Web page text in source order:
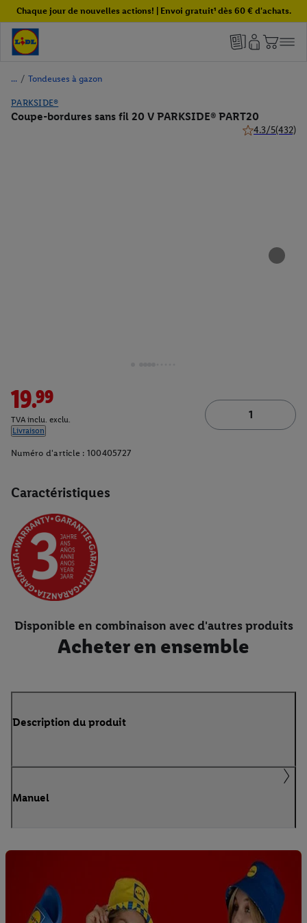
Chaque jour de nouvelles actions! | Envoi gratuit¹ dès 60 € d'achats.
/ Tondeuses à gazon
PARKSIDE®
Coupe-bordures sans fil 20 V PARKSIDE® PART20
4.3/5(432)
Caractéristiques
19.99
TVA inclu. exclu.
Livraison
Numéro d'article : 100405727
Disponible en combinaison avec d'autres produits
Acheter en ensemble
Description du produit
Manuel